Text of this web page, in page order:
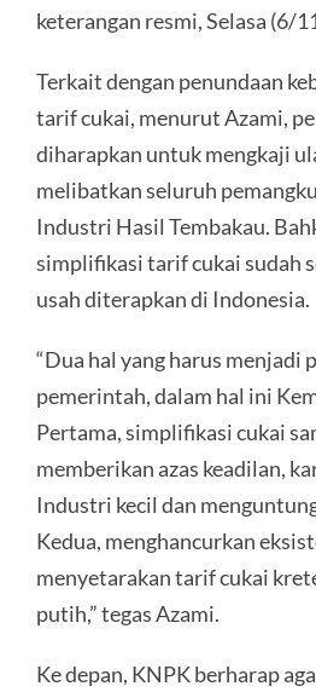
keterangan resmi, Selasa (6/
Terkait dengan penundaan
tarif cukai, menurut Azami,
diharapkan untuk mengkaji
melibatkan seluruh
Industri Hasil Tembakau.
simplifikasi tarif cukai sudah
usah diterapkan di Indonesia.
“Dua hal yang harus menjadi
pemerintah, dalam hal ini
Pertama, simplifikasi cukai
memberikan azas keadilan,
Industri kecil dan
Kedua, menghancurkan
menyetarakan tarif cukai
putih,” tegas Azami.
Ke depan, KNPK berharap